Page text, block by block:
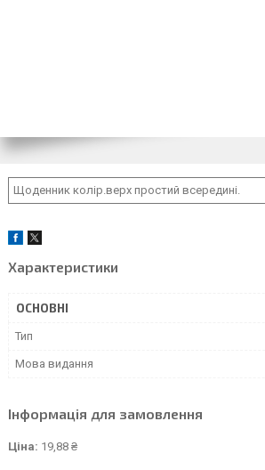
Щоденник колір.верх простий всередині.
Характеристики
ОСНОВНІ
Тип
Мова видання
Інформація для замовлення
Ціна: 19,88 ₴